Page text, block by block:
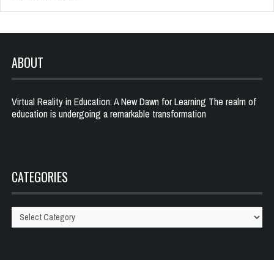
ABOUT
Virtual Reality in Education: A New Dawn for Learning The realm of
education is undergoing a remarkable transformation
CATEGORIES
Categories